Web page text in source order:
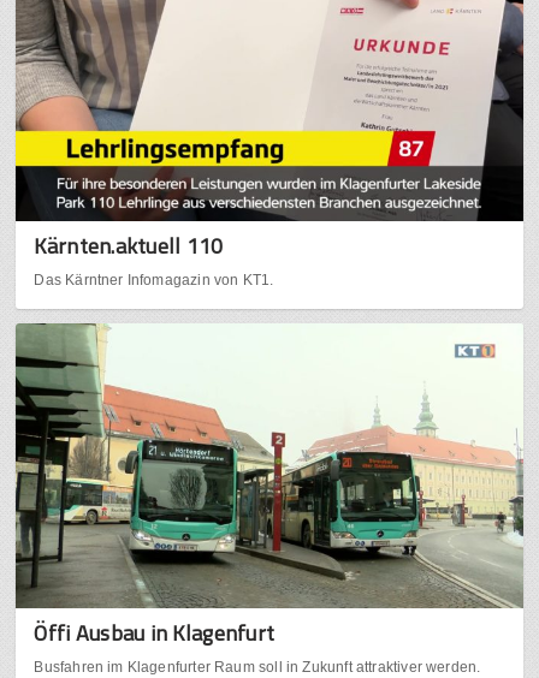
Kärnten.aktuell 110
Das Kärntner Infomagazin von KT1.
Öffi Ausbau in Klagenfurt
Busfahren im Klagenfurter Raum soll in Zukunft attraktiver werden.